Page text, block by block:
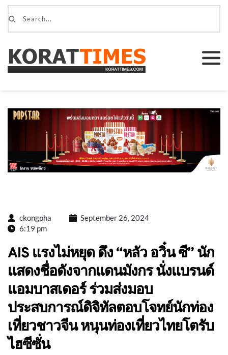
ckongpha
September 26, 2024
6:19 pm
AIS แรงไม่หยุด ดึง “หลัว อวิ๋น ซี” นัก
แสดงชื่อดังจากแดนมังกร นั่งแบรนด์
แอมบาสเดอร์ ร่วมส่งมอบ
ประสบการณ์ดิจิทัลตอบโจทย์นักท่อง
เที่ยวชาวจีน หนุนท่องเที่ยวไทยโตรับ
ไฮซีซั่น